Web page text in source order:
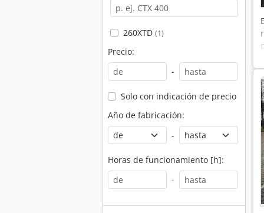
260XTD (1)
Precio:
-
Solo con indicación de precio
Año de fabricación:
-
Horas de funcionamiento [h]:
-